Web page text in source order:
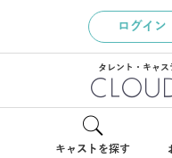
ログイン
タレント・キャ
キャストを探す